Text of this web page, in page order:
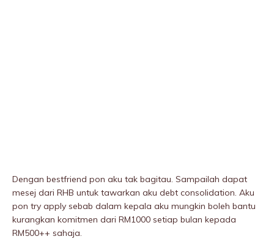
Dengan bestfriend pon aku tak bagitau. Sampailah dapat
mesej dari RHB untuk tawarkan aku debt consolidation. Aku
pon try apply sebab dalam kepala aku mungkin boleh bantu
kurangkan komitmen dari RM1000 setiap bulan kepada
RM500++ sahaja.